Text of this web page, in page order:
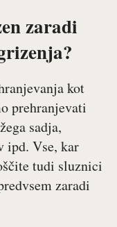
zaradi
kot
prehranjevati
sadja,
ipd. Vse, kar
tudi sluznici
zaradi